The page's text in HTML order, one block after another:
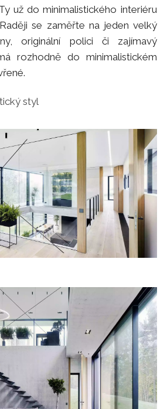
už do minimalistického interiéru
se zaměřte na jeden velký
originální polici či zajímavý
rozhodně do minimalistickém
styl